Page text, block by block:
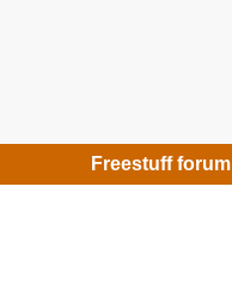
Freestuff forum